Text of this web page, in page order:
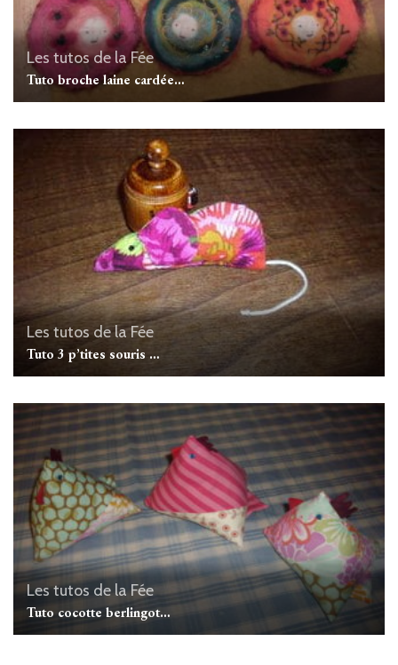
Les tutos de la Fée
Tuto broche laine cardée…
Les tutos de la Fée
Tuto 3 p’tites souris …
Les tutos de la Fée
Tuto cocotte berlingot…